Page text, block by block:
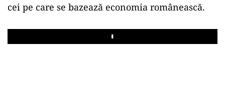
cei pe care se bazează economia românească.
Play